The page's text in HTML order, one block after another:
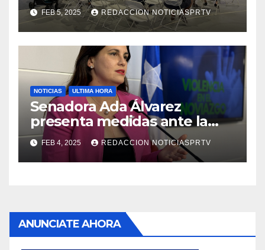
Reparto Metropolitano
FEB 5, 2025 REDACCION NOTICIASPRTV
NOTICIAS ULTIMA HORA
Senadora Ada Álvarez
presenta medidas ante la
violencia en el noviazgo
FEB 4, 2025 REDACCION NOTICIASPRTV
ANUNCIATE AHORA